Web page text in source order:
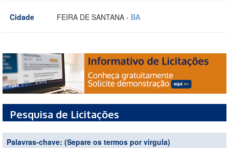
Cidade FEIRA DE SANTANA - BA
Pesquisa de Licitações
Palavras-chave: (Separe os termos por virgula)